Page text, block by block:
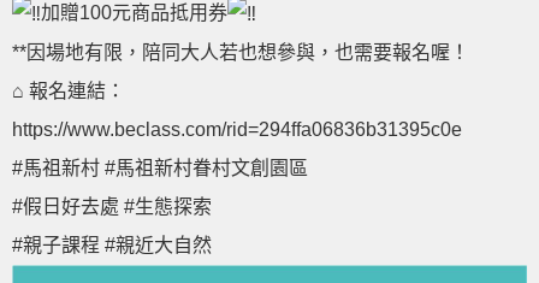
加贈100元商品抵用券
**因場地有限，陪同大人若也想參與，也需要報名喔！
⌂ 報名連結：
https://www.beclass.com/rid=294ffa06836b31395c0e
#馬祖新村 #馬祖新村眷村文創園區
#假日好去處 #生態探索
#親子課程 #親近大自然